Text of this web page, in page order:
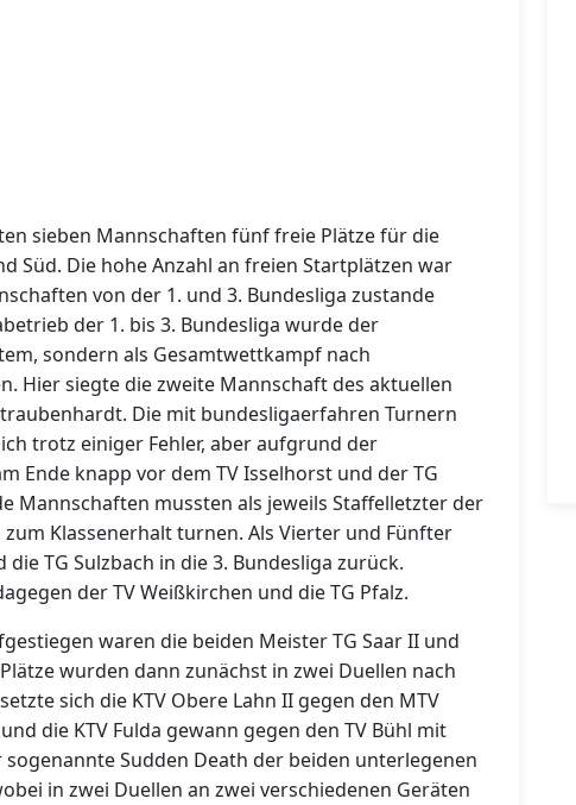
sieben Mannschaften fünf freie Plätze für die
Süd. Die hohe Anzahl an freien Startplätzen war
von der 1. und 3. Bundesliga zustande
der 1. bis 3. Bundesliga wurde der
sondern als Gesamtwettkampf nach
Hier siegte die zweite Mannschaft des aktuellen
Die mit bundesligaerfahren Turnern
trotz einiger Fehler, aber aufgrund der
Ende knapp vor dem TV Isselhorst und der TG
Mannschaften mussten als jeweils Staffelletzter der
zum Klassenerhalt turnen. Als Vierter und Fünfter
TG Sulzbach in die 3. Bundesliga zurück.
der TV Weißkirchen und die TG Pfalz.
waren die beiden Meister TG Saar II und
wurden dann zunächst in zwei Duellen nach
sich die KTV Obere Lahn II gegen den MTV
die KTV Fulda gewann gegen den TV Bühl mit
sogenannte Sudden Death der beiden unterlegenen
in zwei Duellen an zwei verschiedenen Geräten